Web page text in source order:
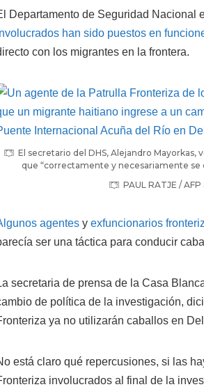
Departamento de Seguridad Nacional
han sido puestos en
con los migrantes en la frontera.
El secretario del DHS, Alejandro
que “correctamente y necesariamente
PAUL RATJE /
agentes y exfuncionarios
ser una táctica para conducir
secretaria de prensa de la Casa
de política de la investigación,
ya no utilizarán caballos en
está claro qué repercusiones, si las
involucrados al final de la